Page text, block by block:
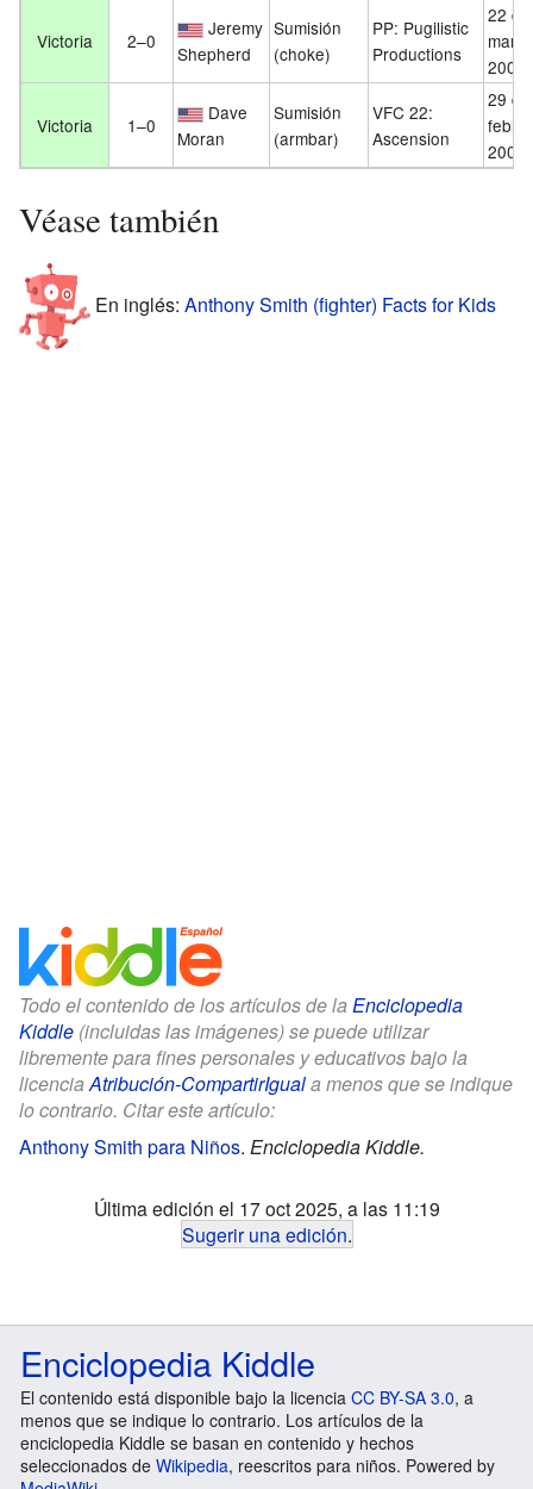
Victoria 2–0
Jeremy
Shepherd
Sumisión
(choke)
PP: Pugilistic
Productions
22 de
2008
Victoria 1–0
Dave
Moran
Sumisión
(armbar)
VFC 22:
Ascension
29 de
2008
Véase también
En inglés: Anthony Smith (fighter) Facts for Kids
Todo el contenido de los artículos de la Enciclopedia
Kiddle (incluidas las imágenes) se puede utilizar
libremente para fines personales y educativos bajo la
licencia Atribución-CompartirIguala menos que se indique
lo contrario. Citar este artículo:
Anthony Smith para Niños. Enciclopedia Kiddle.
Última edición el 17 oct 2025, a las 11:19
Sugerir una edición.
Enciclopedia Kiddle
El contenido está disponible bajo la licencia CC BY-SA 3.0, a
menos que se indique lo contrario. Los artículos de la
enciclopedia Kiddle se basan en contenido y hechos
seleccionados de Wikipedia, reescritos para niños. Powered by